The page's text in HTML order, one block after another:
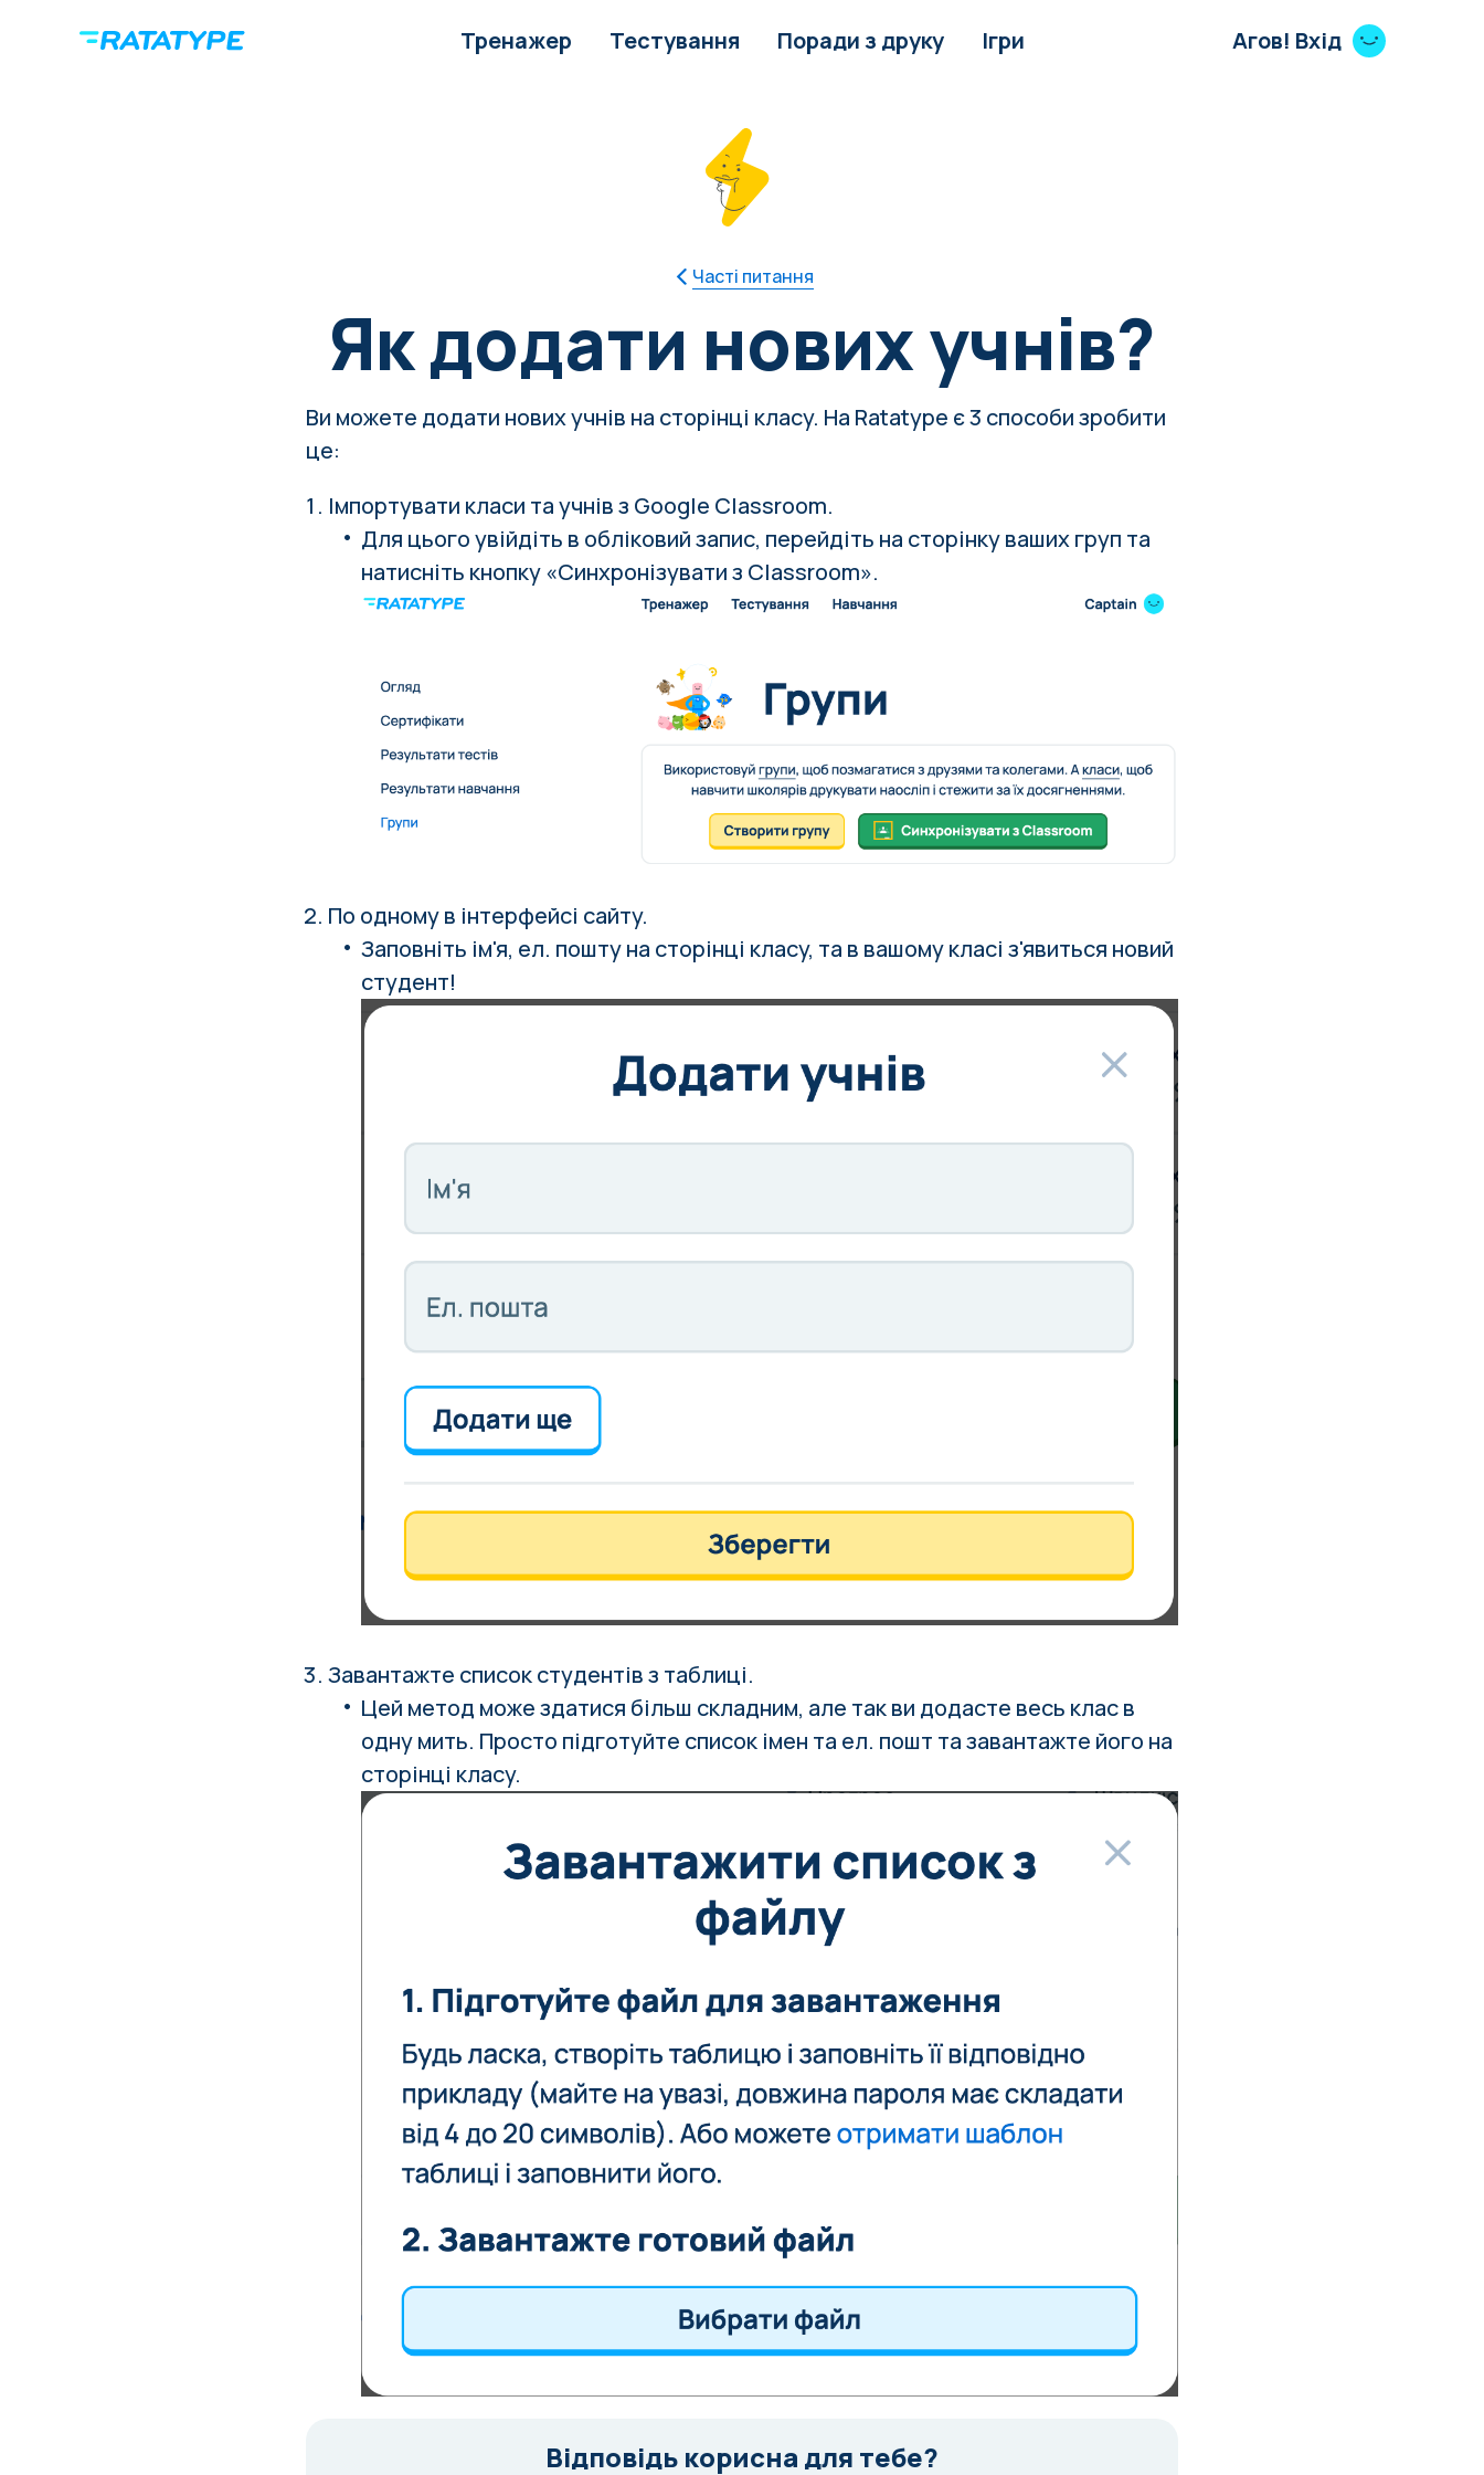
Тренажер Тестування Поради з друку Ігри Агов! Вхід
Часті питання
Як додати нових учнів?
Ви можете додати нових учнів на сторінці класу. На Ratatype є 3 способи зробити
це:
Імпортувати класи та учнів з Google Classroom.
Для цьогоувійдіть в обліковий запис, перейдіть на сторінку ваших груп та
натисніть кнопку «Синхронізувати з Classroom».
По одному в інтерфейсі сайту.
Заповніть ім'я, ел. пошту на сторінці класу, та в вашому класі з'явиться новий
студент!
Завантажте список студентів з таблиці.
Цей метод може здатися більш складним, але так ви додасте весь клас в
одну мить. Просто підготуйте список імен та ел. пошт та завантажте його на
сторінці класу.
Відповідь корисна для тебе?